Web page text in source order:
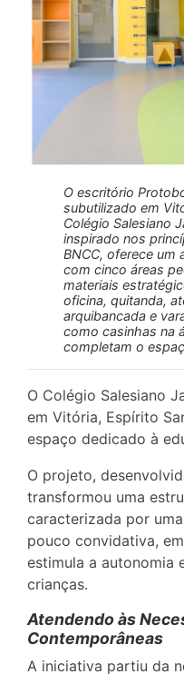
O escritório
subutilizado em
Colégio Salesiano
inspirado nos
BNCC, oferece um
com cinco áreas
materiais
oficina, quitanda,
arquibancada e
como casinhas na
completam o
O Colégio Salesiano
em Vitória, Espírito
espaço dedicado à
O projeto,
transformou uma
caracterizada por
pouco convidativa,
estimula a autonomia
crianças.
Atendendo às
Contemporâneas
A iniciativa partiu da